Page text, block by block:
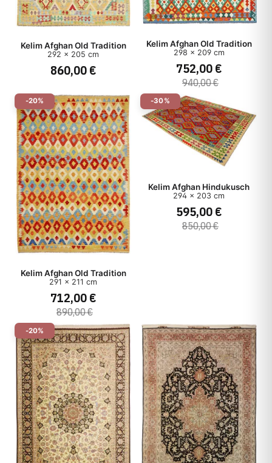
Kelim Afghan Old Tradition
292 x 205 cm
860,00 €
Kelim Afghan Old Tradition
298 x 209 cm
752,00 €
940,00 €
-20%
Kelim Afghan Old Tradition
291 x 211 cm
712,00 €
890,00 €
-30%
Kelim Afghan Hindukusch
294 x 203 cm
595,00 €
850,00 €
-20%